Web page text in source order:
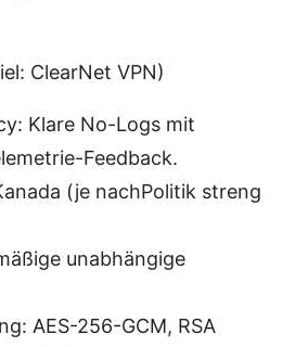
ClearNet VPN)
Klare No-Logs mit
Feedback.
(je nachPolitik streng
unabhängige
AES-256-GCM, RSA